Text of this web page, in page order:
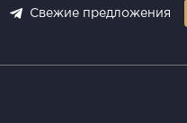
Свежие предложения